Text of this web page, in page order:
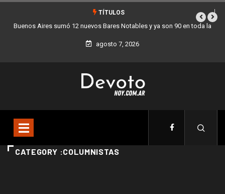
TÍTULOS
Buenos Aires sumó 12 nuevos Bares Notables y ya son 90 en toda la
Ciudad
agosto 7, 2026
CATEGORY :COLUMNISTAS